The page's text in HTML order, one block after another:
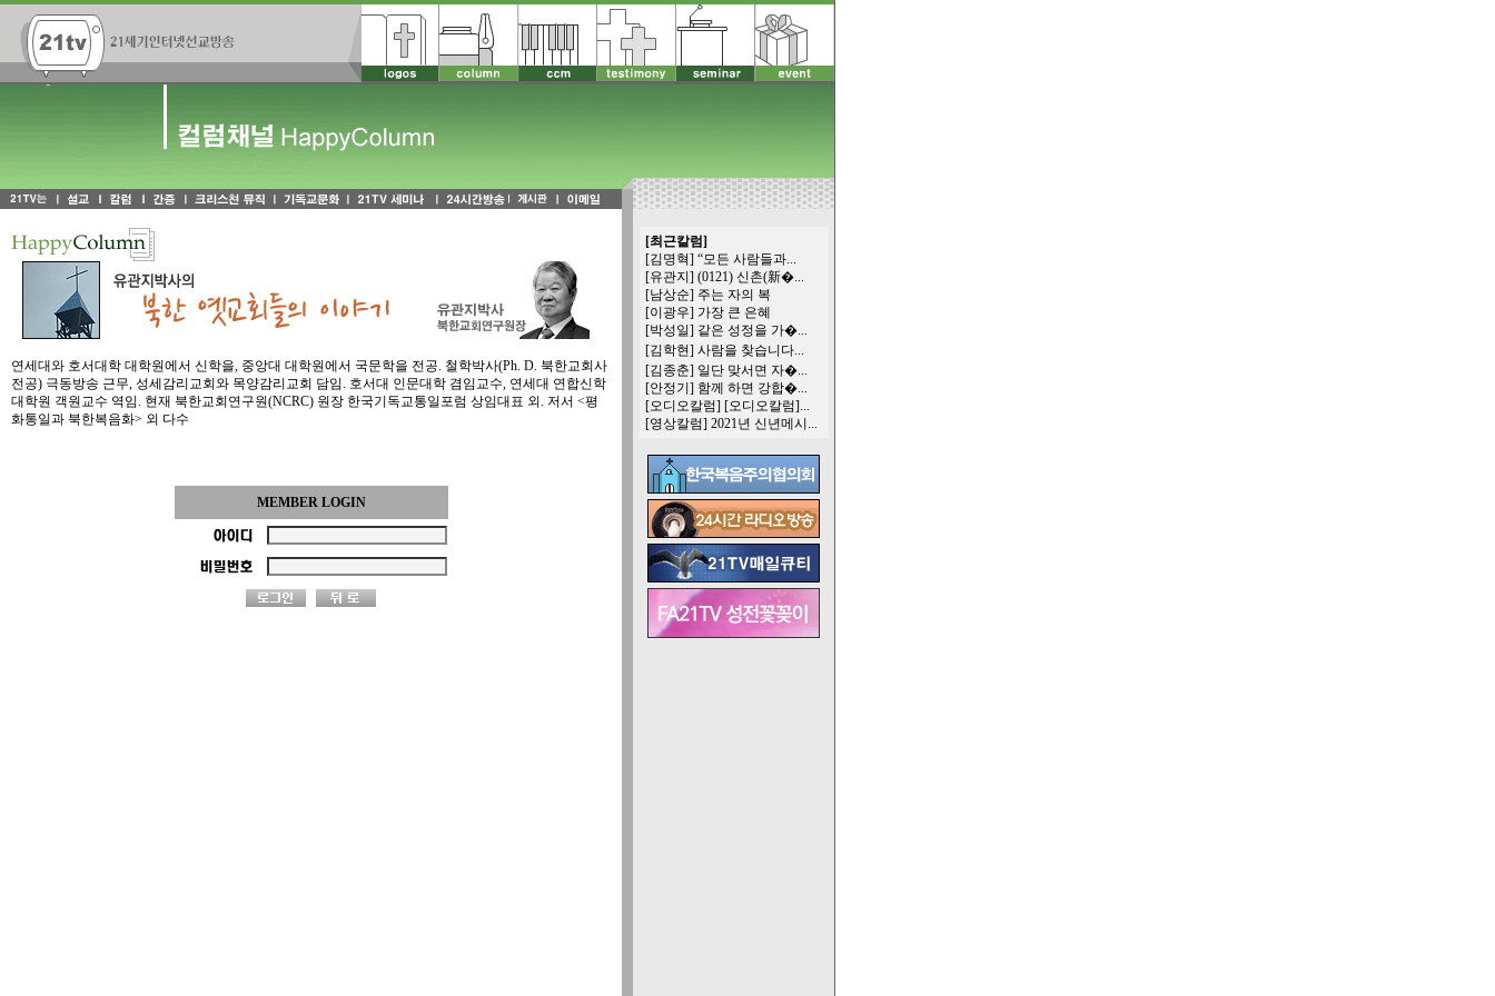
연세대와 호서대학 대학원에서 신학을, 중앙대 대학원에서 국문학을 전공. 철학박사(Ph. D. 북한교회사
전공) 극동방송 근무, 성세감리교회와 목양감리교회 담임. 호서대 인문대학 겸임교수, 연세대 연합신학
대학원 객원교수 역임. 현재 북한교회연구원(NCRC) 원장 한국기독교통일포럼 상임대표 외. 저서 <평
화통일과 북한복음화> 외 다수
MEMBER LOGIN
[최근칼럼]
[김명혁] “모든 사람들과...
[유관지] (0121) 신촌(新�...
[남상순] 주는 자의 복
[이광우] 가장 큰 은혜
[박성일] 같은 성정을 가�...
[김학현] 사람을 찾습니다...
[김종춘] 일단 맞서면 자�...
[안정기] 함께 하면 강합�...
[오디오칼럼] [오디오칼럼]...
[영상칼럼] 2021년 신년메시...